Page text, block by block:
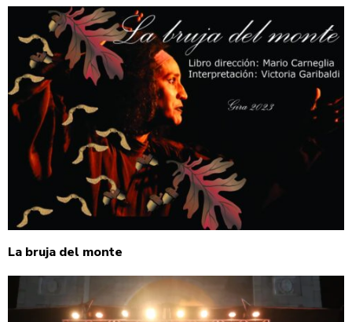
La bruja del monte